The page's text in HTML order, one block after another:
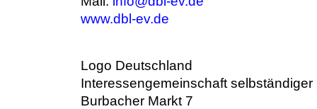
www.dbl-ev.de
Logo Deutschland
Interessengemeinschaft
Burbacher Markt 7